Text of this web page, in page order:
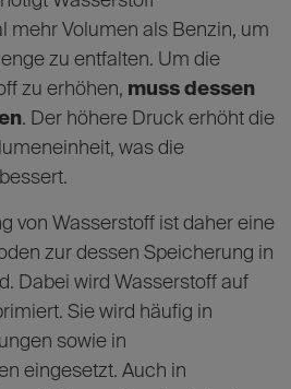
mehr Volumen als Benzin, um
zu entfalten. Um die
zu erhöhen, muss dessen
. Der höhere Druck erhöht die
was die
von Wasserstoff ist daher eine
zur dessen Speicherung in
Dabei wird Wasserstoff auf
Sie wird häufig in
sowie in
eingesetzt. Auch in